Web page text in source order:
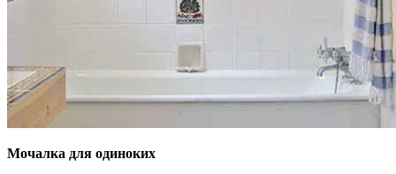
Мочалка для одиноких